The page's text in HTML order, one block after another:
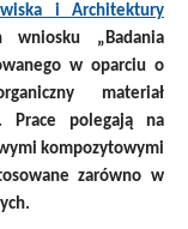
i Architektury
wniosku „Badania
w oparciu o
materiał
Prace polegają na
kompozytowymi
zarówno w